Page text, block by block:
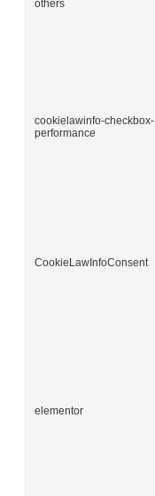
others
cookielawinfo-checkbox-
performance
CookieLawInfoConsent
elementor